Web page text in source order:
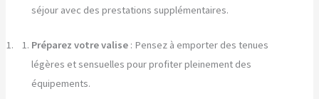
séjour avec des prestations supplémentaires.
Préparez votre valise : Pensez à emporter des tenues
légères et sensuelles pour profiter pleinement des
équipements.